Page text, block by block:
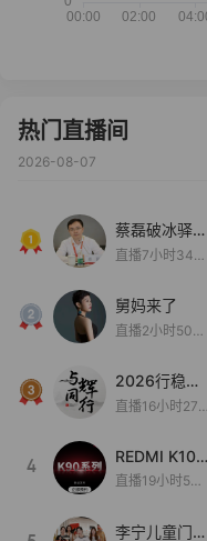
热门直播间
2026-08-07
蔡磊破冰驿站
直播间好物分
直播7小时34分
舅妈来了
直播2小时50分
2026行稳致
远
直播16小时27
4
REDMI K100
Pro系列新品
启！
直播19小时53
李宁儿童门店